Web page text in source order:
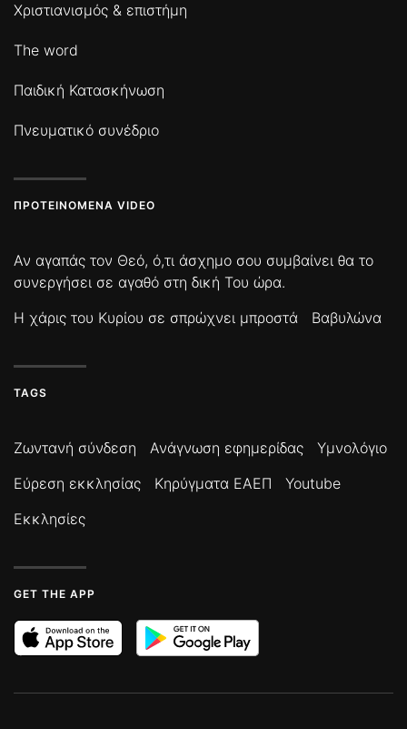
Χριστιανισμός & επιστήμη
The word
Παιδική Κατασκήνωση
Πνευματικό συνέδριο
ΠΡΟΤΕΙΝΌΜΕΝΑ VIDEO
Αν αγαπάς τον Θεό, ό,τι άσχημο σου συμβαίνει θα το
συνεργήσει σε αγαθό στη δική Του ώρα.
Η χάρις του Κυρίου σε σπρώχνει μπροστά
Βαβυλώνα
TAGS
Ζωντανή σύνδεση Ανάγνωση εφημερίδας
Υμνολόγιο
Εύρεση εκκλησίας
Κηρύγματα ΕΑΕΠ
Youtube
Εκκλησίες
GET THE APP